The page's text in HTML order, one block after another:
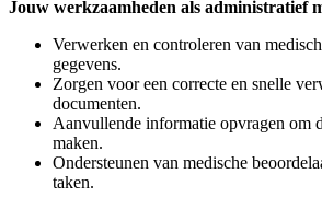
Jouw werkzaamheden als administratief
Verwerken en controleren van
gegevens.
Zorgen voor een correcte en snelle
documenten.
Aanvullende informatie opvragen om
maken.
Ondersteunen van medische
taken.